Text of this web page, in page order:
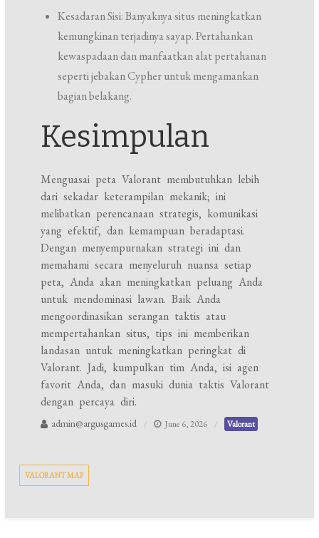
Kesadaran Sisi: Banyaknya situs meningkatkan
kemungkinan terjadinya sayap. Pertahankan
kewaspadaan dan manfaatkan alat pertahanan
seperti jebakan Cypher untuk mengamankan
bagian belakang.
Kesimpulan
Menguasai peta Valorant membutuhkan lebih
dari sekadar keterampilan mekanik; ini
melibatkan perencanaan strategis, komunikasi
yang efektif, dan kemampuan beradaptasi.
Dengan menyempurnakan strategi ini dan
memahami secara menyeluruh nuansa setiap
peta, Anda akan meningkatkan peluang Anda
untuk mendominasi lawan. Baik Anda
mengoordinasikan serangan taktis atau
mempertahankan situs, tips ini memberikan
landasan untuk meningkatkan peringkat di
Valorant. Jadi, kumpulkan tim Anda, isi agen
favorit Anda, dan masuki dunia taktis Valorant
dengan percaya diri.
admin@argusgames.id June 6, 2026 Valorant
VALORANT MAP